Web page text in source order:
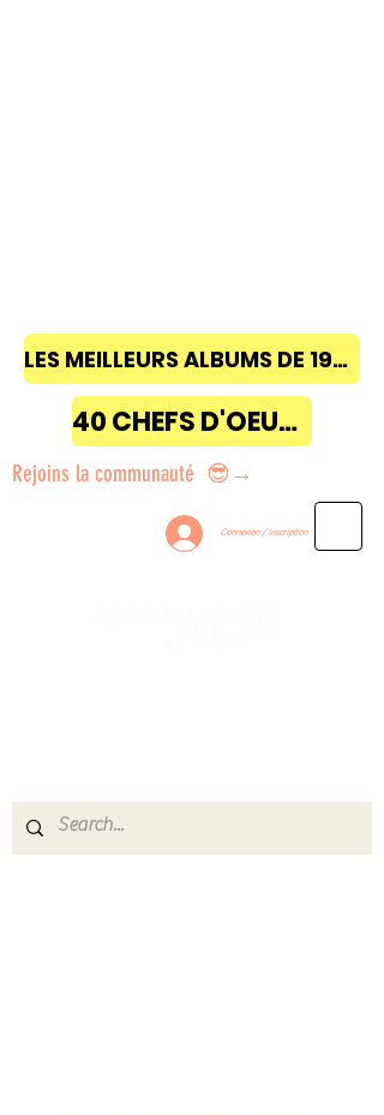
LES MEILLEURS ALBUMS DE 1968 à 2018
40 CHEFS D'OEUVRE
Rejoins la communauté 😎→
Connexion / Inscription